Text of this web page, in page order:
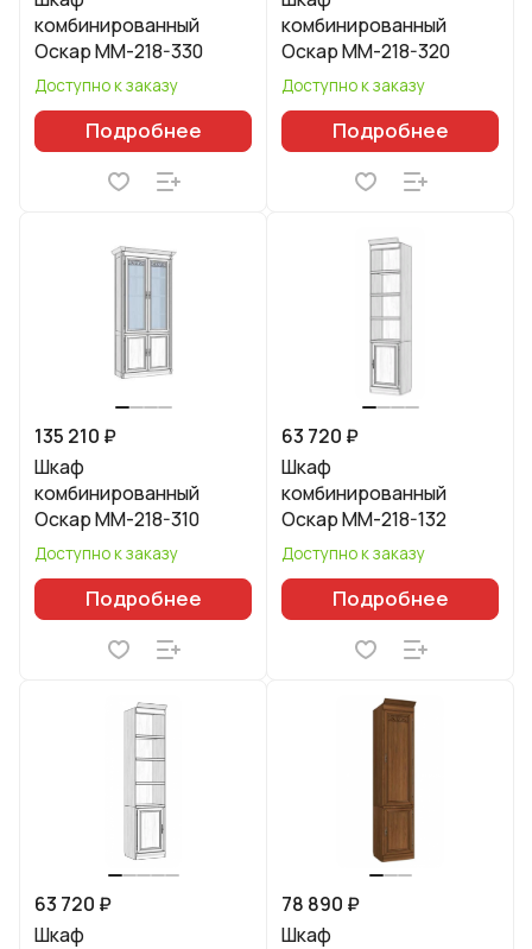
комбинированный
Оскар ММ-218-330
Доступно к заказу
Подробнее
комбинированный
Оскар ММ-218-320
Доступно к заказу
Подробнее
135 210 ₽
Шкаф
комбинированный
Оскар ММ-218-310
Доступно к заказу
Подробнее
63 720 ₽
Шкаф
комбинированный
Оскар ММ-218-132
Доступно к заказу
Подробнее
63 720 ₽
Шкаф
78 890 ₽
Шкаф